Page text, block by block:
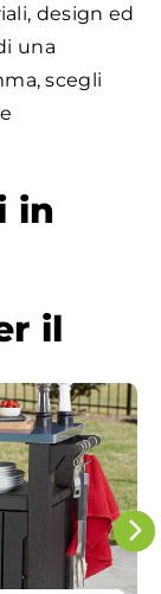
design ed
una
scegli
in
il